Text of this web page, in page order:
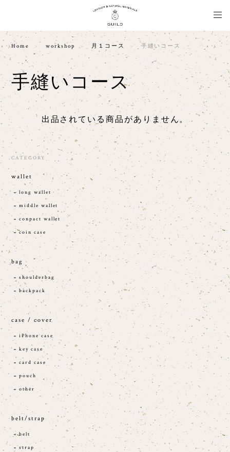
Home workshop 月１コース 手縫いコース
手縫いコース
出品されている商品がありません。
CATEGORY
wallet
long wallet
middle wallet
conpact wallet
coin case
bag
shoulderbag
backpack
case / cover
iPhone case
key case
card case
pouch
other
belt/strap
belt
strap